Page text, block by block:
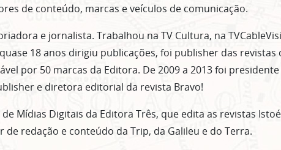
de conteúdo, marcas e veículos de comunicação.
e jornalista. Trabalhou na TV Cultura, na
18 anos dirigiu publicações, foi publisher das revistas
por 50 marcas da Editora. De 2009 a 2013 foi presidente
e diretora editorial da revista Bravo!
Mídias Digitais da Editora Três, que edita as revistas
redação e conteúdo da Trip, da Galileu e do Terra.